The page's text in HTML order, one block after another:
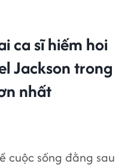
ca sĩ hiếm hoi
Jackson trong
nhất
cuộc sống đằng sau